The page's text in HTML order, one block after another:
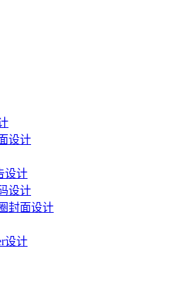
设计
设计
设计
封面设计
设计